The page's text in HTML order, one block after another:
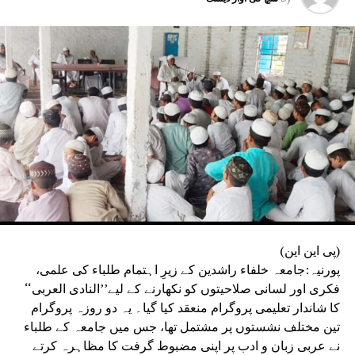
سامنے ایسے تمام معاملات کو منظرِ عام پر لایا جائے گا جن میں
اساتذہ نے اپنے خلاف غیر ضروری دباؤ، بے بنیاد شکایات یا
کارروائی کی کوششوں کا الزام عائد کیا ہے۔ تنظیم نے واضح
کیا کہ یہ مہم صرف مصدقہ حقائق اور دستیاب سرکاری
ریکارڈ کی بنیاد پر چلائی جائے گی۔بہار اسٹیٹ ٹیچرس ایسوسی
ایشن نے دوٹوک انداز میں کہا کہ وہ ہر استاد کے وقار، آزادیٔ
اظہار اور آئینی حقوق کے تحفظ کے لیے ہمیشہ جدوجہد کرتی
رہے گی اور ضرورت پڑنے پر جمہوری اور قانونی طریقوں سے
وسیع پیمانے پر تحریک بھی چلائے گی۔
(پی این این)
پورنیہ:جامعہ خلفاء راشدین کے زیرِ اہتمام طلباء کی علمی،
فکری اور لسانی صلاحیتوں کو نکھارنے کے لیے’’النادی العربی‘‘
کا شاندار تعلیمی پروگرام منعقد کیا گیا۔ یہ دو روزہ پروگرام
تین مختلف نشستوں پر مشتمل تھا، جس میں جامعہ کے طلباء
نے عربی زبان و ادب پر اپنی مضبوط گرفت کا مظاہرہ کرتے